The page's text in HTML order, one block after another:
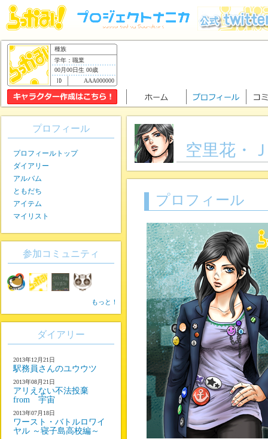
種族
学年：職業
00月00日生 00歳
AAA000000
空里花・
プロフィール
プロフィール
プロフィールトップ
ダイアリー
アルバム
ともだち
アイテム
マイリスト
参加コミュニティ
もっと！
ダイアリー
2013年12月21日
駅務員さんのユウウツ
2013年08月21日
アリえない不法投棄
from 宇宙
2013年07月18日
ワースト・バトルロワイ
ヤル ～寝子島高校編～